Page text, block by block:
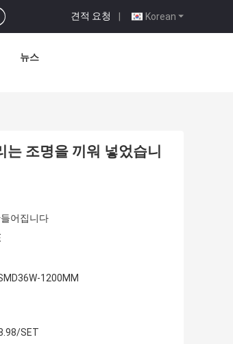
Korean
견적 요청 |
뉴스
조명을 끼워 넣었습니
어집니다
1200MM
SET